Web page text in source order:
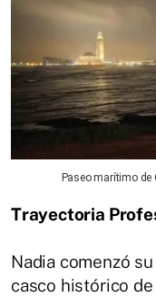
Paseo marítimo
Trayectoria
Nadia comenzó
casco histórico